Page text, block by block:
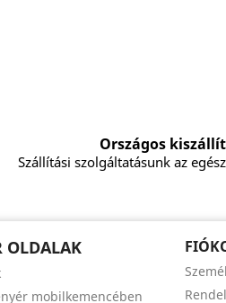
Országos
Szállítási szolgáltatásunk az
OLDALAK
mobilkemencében